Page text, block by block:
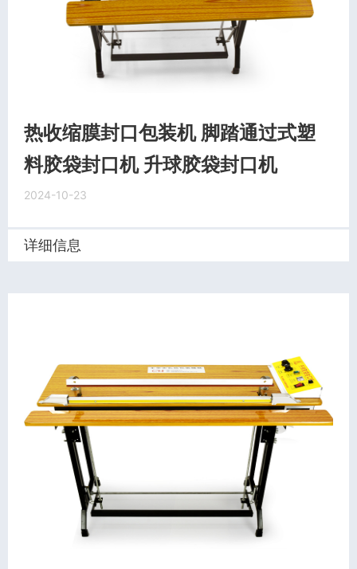
热收缩膜封口包装机 脚踏通过式塑
料胶袋封口机 升球胶袋封口机
2024-10-23
详细信息